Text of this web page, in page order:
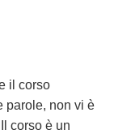
il corso
parole, non vi è
corso è un